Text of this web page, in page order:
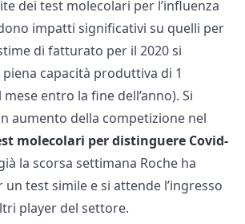
dei test molecolari per l’influenza
impatti significativi su quelli per
di fatturato per il 2020 si
capacità produttiva di 1
entro la fine dell’anno). Si
aumento della competizione nel
molecolari per distinguere Covid-
la scorsa settimana Roche ha
un test simile e si attende l’ingresso
player del settore.